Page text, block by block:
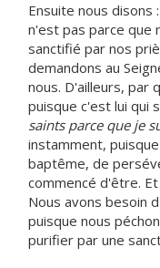
Ensuite nous disons :
n'est pas parce que
sanctifié par nos
demandons au
nous. D'ailleurs, par
puisque c'est lui qui
saints parce que je
instamment,
baptême, de
commencé d'être.
Nous avons besoin
puisque nous
purifier par une